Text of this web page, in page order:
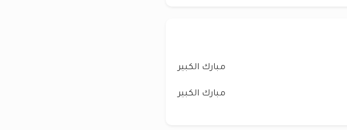
مبارك الكبير
مبارك الكبير